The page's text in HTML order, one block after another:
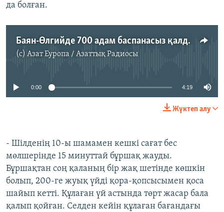
да болған.
Баян-Өлгийде 700 адам баспанасыз қалды
(c) Азат Еуропа / Азаттық Радиосы
No media source currently available
0:00 4:19
Жүктеп алу
- Шілденің 10-ы шамамен кешкі сағат бес
мөлшерінде 15 минуттай бұршақ жауды.
Бұршақтан соң қаланың бір жақ шетінде көшкін
болып, 200-ге жуық үйді қора-қопсысымен қоса
шайып кетті. Құлаған үй астында төрт жасар бала
қалып қойған. Селден кейін құлаған бағандағы